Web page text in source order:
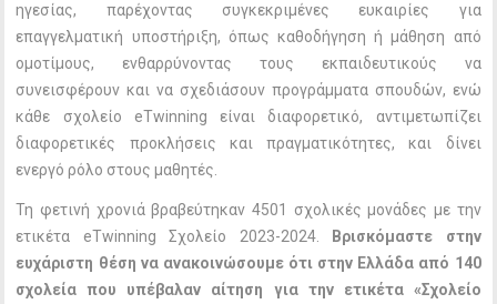
ηγεσίας, παρέχοντας συγκεκριμένες ευκαιρίες για
επαγγελματική υποστήριξη, όπως καθοδήγηση ή μάθηση από
ομοτίμους, ενθαρρύνοντας τους εκπαιδευτικούς να
συνεισφέρουν και να σχεδιάσουν προγράμματα σπουδών, ενώ
κάθε σχολείο eTwinning είναι διαφορετικό, αντιμετωπίζει
διαφορετικές προκλήσεις και πραγματικότητες, και δίνει
ενεργό ρόλο στους μαθητές.
Τη φετινή χρονιά βραβεύτηκαν 4501 σχολικές μονάδες με την
ετικέτα eTwinning Σχολείο 2023-2024.
Βρισκόμαστε στην
ευχάριστη θέση να ανακοινώσουμε ότι στην Ελλάδα από 140
σχολεία που υπέβαλαν αίτηση για την ετικέτα «Σχολείο